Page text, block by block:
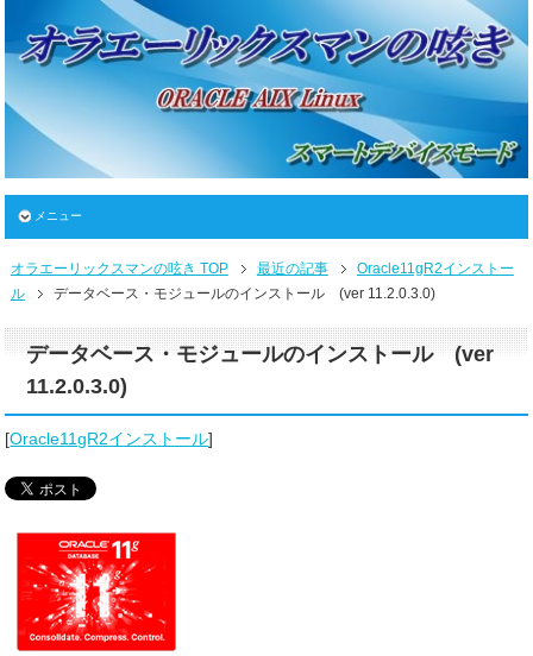
メニュー
オラエーリックスマンの呟き TOP 最近の記事
Oracle11gR2インストー
ル
データベース・モジュールのインストール (ver 11.2.0.3.0)
データベース・モジュールのインストール (ver
11.2.0.3.0)
[Oracle11gR2インストール]